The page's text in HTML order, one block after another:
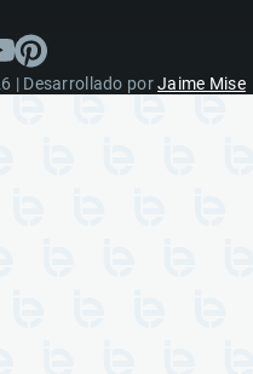
| Desarrollado porJaime Mise